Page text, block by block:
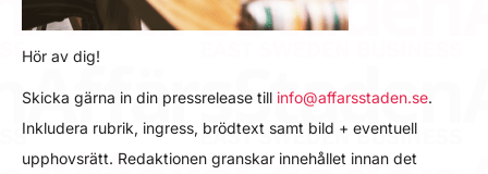
Hör av dig!
Skicka gärna in din pressrelease till info@affarsstaden.se.
Inkludera rubrik, ingress, brödtext samt bild + eventuell
upphovsrätt. Redaktionen granskar innehållet innan det